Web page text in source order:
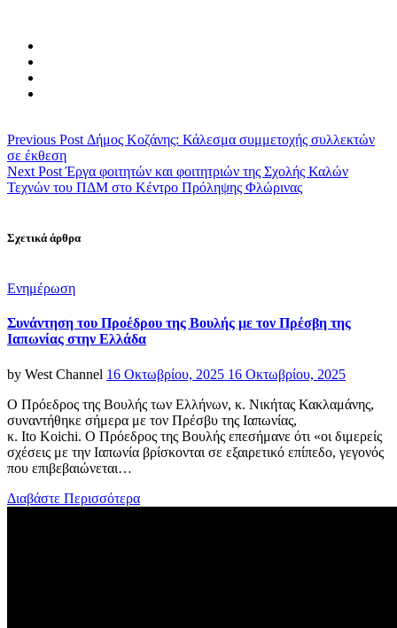
Previous Post Δήμος Κοζάνης: Κάλεσμα συμμετοχής συλλεκτών
σε έκθεση
Next Post Έργα φοιτητών και φοιτητριών της Σχολής Καλών
Τεχνών του ΠΔΜ στο Κέντρο Πρόληψης Φλώρινας
Σχετικά άρθρα
Categories
Ενημέρωση
Συνάντηση του Προέδρου της Βουλής με τον Πρέσβη της
Ιαπωνίας στην Ελλάδα
by West Channel Posted
16 Οκτωβρίου, 2025 16 Οκτωβρίου, 2025
Ο Πρόεδρος της Βουλής των Ελλήνων, κ. Νικήτας Κακλαμάνης,
συναντήθηκε σήμερα με τον Πρέσβυ της Ιαπωνίας,
κ. Ito Koichi. O Πρόεδρος της Βουλής επεσήμανε ότι «οι διμερείς
σχέσεις με την Ιαπωνία βρίσκονται σε εξαιρετικό επίπεδο, γεγονός
που επιβεβαιώνεται…
Διαβάστε Περισσότερα